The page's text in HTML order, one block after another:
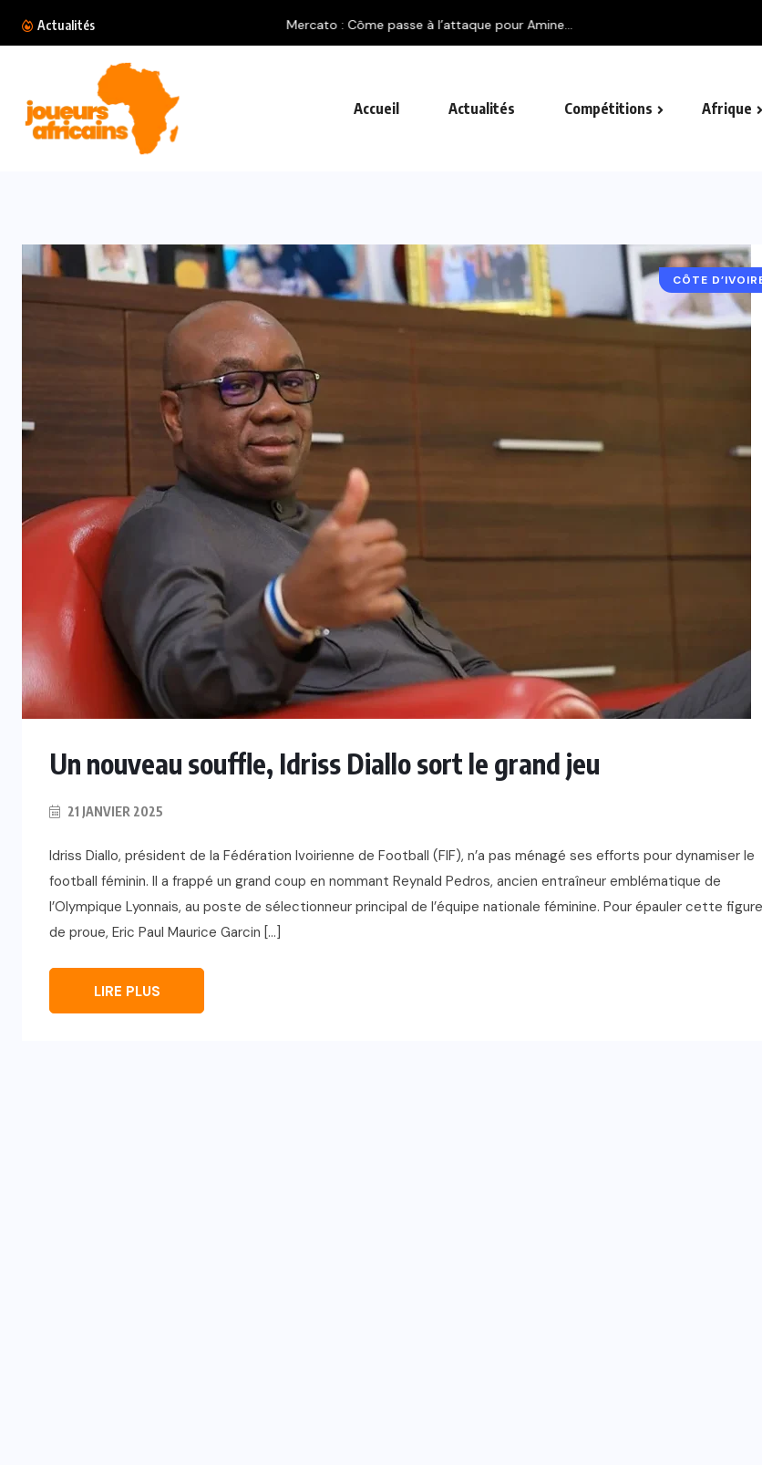
Actualités Mercato : Côme passe à l’attaque pour Amine...
Accueil Actualités Compétitions Afrique
CÔTE
Un nouveau souffle, Idriss Diallo sort le grand jeu
21 JANVIER 2025
Idriss Diallo, président de la Fédération Ivoirienne de Football (FIF), n’a pas ménagé ses efforts pour dynamiser le
football féminin. Il a frappé un grand coup en nommant Reynald Pedros, ancien entraîneur emblématique de
l’Olympique Lyonnais, au poste de sélectionneur principal de l’équipe nationale féminine. Pour épauler cette figure
de proue, Eric Paul Maurice Garcin […]
LIRE PLUS